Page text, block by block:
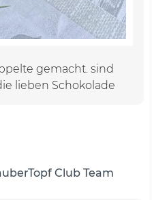
gemacht. sind
lieben Schokolade
Club Team